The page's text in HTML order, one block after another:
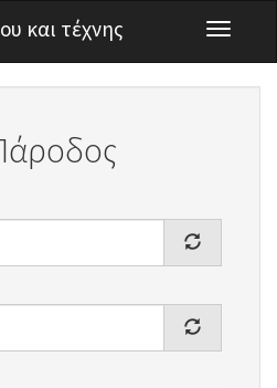
και τέχνης
Toggle